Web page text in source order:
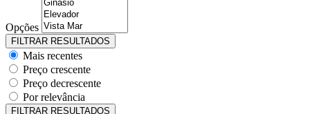
Opções
Mais recentes
Preço crescente
Preço decrescente
Por relevância